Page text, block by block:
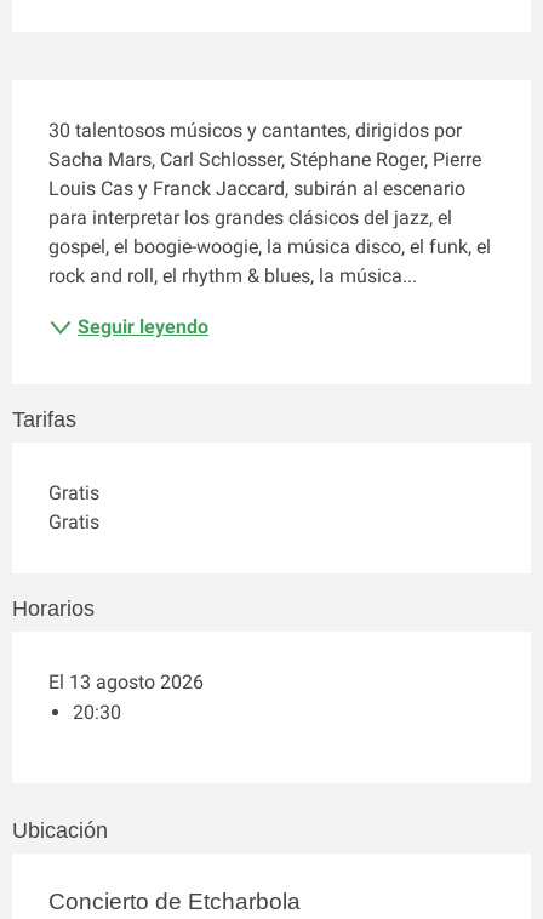
30 talentosos músicos y cantantes, dirigidos por
Sacha Mars, Carl Schlosser, Stéphane Roger, Pierre
Louis Cas y Franck Jaccard, subirán al escenario
para interpretar los grandes clásicos del jazz, el
gospel, el boogie-woogie, la música disco, el funk, el
rock and roll, el rhythm & blues, la música...
Seguir leyendo
Tarifas
Gratis
Gratis
Horarios
El 13 agosto 2026
20:30
Ubicación
Concierto de Etcharbola